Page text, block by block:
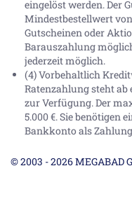
eingelöst werden. Der
Mindestbestellwert
Gutscheinen oder
Barauszahlung
jederzeit möglich.
(4) Vorbehaltlich
Ratenzahlung steht
zur Verfügung. Der
5.000 €. Sie benötigen
Bankkonto als
© 2003 - 2026 MEGABAD